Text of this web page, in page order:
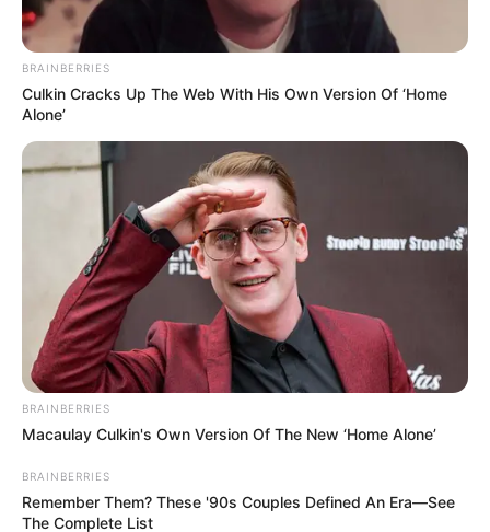
Biodata & Profil
Nama Lengkap: Kartika Ayuningtyas
Nama Panggung: Ajeng Kartika
Nama Panggilan: Ajeng
Tempat, Tanggal Lahir: Semarang, Jawa Tengah, 21 November
1984
Kewarganegaraan: Indonesia
Agama : Islam
Hobi: Traveling
BRAINBERRIES
Culkin Cracks Up The Web With His Own Version Of ‘Home
Alone’
BRAINBERRIES
Macaulay Culkin's Own Version Of The New ‘Home Alone’
BRAINBERRIES
Remember Them? These '90s Couples Defined An Era—See
The Complete List